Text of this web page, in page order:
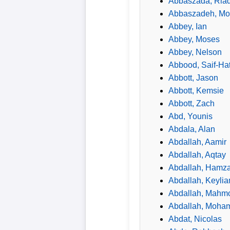
Abbaszadeh,
Abbey, Ian
Abbey, Moses
Abbey, Nelson
Abbood, Saif-
Abbott, Jason
Abbott, Kemsie
Abbott, Zach
Abd, Younis
Abdala, Alan
Abdallah, Aamir
Abdallah, Aqtay
Abdallah,
Abdallah,
Abdallah,
Abdallah,
Abdat, Nicolas